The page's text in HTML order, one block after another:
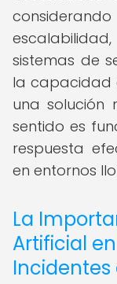
sistemas de
la capacidad
una solución
sentido es
respuesta
en entornos
La
Artificial
Incidentes